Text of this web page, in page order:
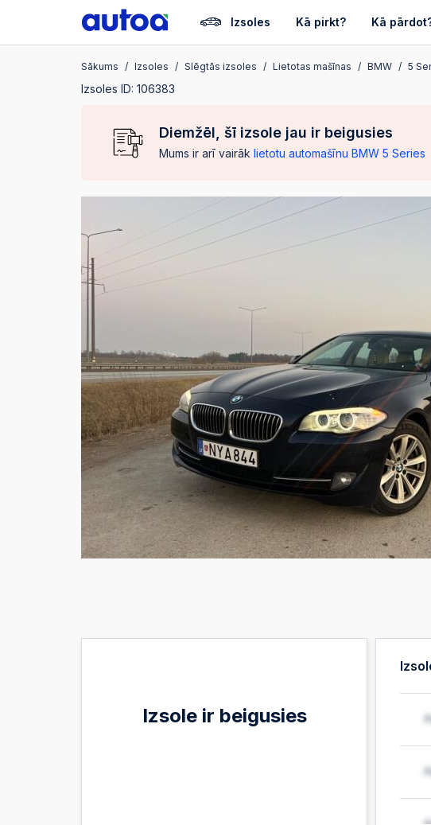
Izsoles Kā pirkt? Kā
Sākums Izsoles Slēgtās izsoles Lietotas mašīnas BMW 5
Izsoles ID: 106383
Diemžēl, šī izsole jau ir beigusies
Mums ir arī vairāk lietotu automašīnu BMW 5 Series
Izsole ir beigusies